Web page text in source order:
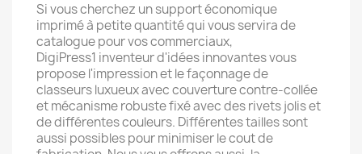
Si vous cherchez un support économique
imprimé à petite quantité qui vous servira de
catalogue pour vos commerciaux,
DigiPress1 inventeur d'idées innovantes vous
propose l'impression et le façonnage de
classeurs luxueux avec couverture contre-collée
et mécanisme robuste fixé avec des rivets jolis et
de différentes couleurs. Différentes tailles sont
aussi possibles pour minimiser le cout de